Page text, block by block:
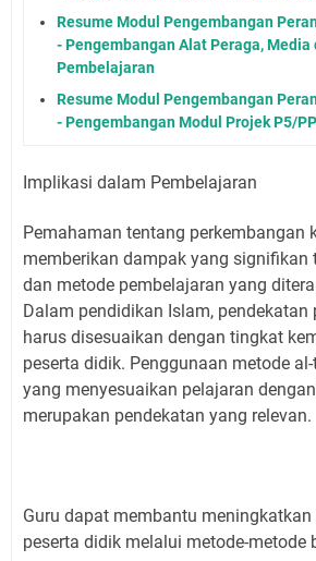
Resume Modul Pengembangan
- Pengembangan Alat Peraga, Media
Pembelajaran
Resume Modul Pengembangan
- Pengembangan Modul Projek P5/
Implikasi dalam Pembelajaran
Pemahaman tentang perkembangan
memberikan dampak yang signifikan
dan metode pembelajaran yang
Dalam pendidikan Islam, pendekatan
harus disesuaikan dengan tingkat
peserta didik. Penggunaan metode
yang menyesuaikan pelajaran
merupakan pendekatan yang relevan.
Guru dapat membantu
peserta didik melalui metode-metode